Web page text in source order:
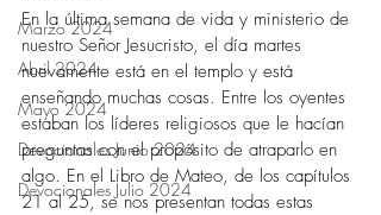
Marzo 2024
Abril 2024
Mayo 2024
Devocionales Junio 2024
Devocionales Julio 2024
En la última semana de vida y ministerio de
nuestro Señor Jesucristo, el día martes
nuevamente está en el templo y está
enseñando muchas cosas. Entre los oyentes
estaban los líderes religiosos que le hacían
preguntas con el propósito de atraparlo en
algo. En el Libro de Mateo, de los capítulos
21 al 25, se nos presentan todas estas